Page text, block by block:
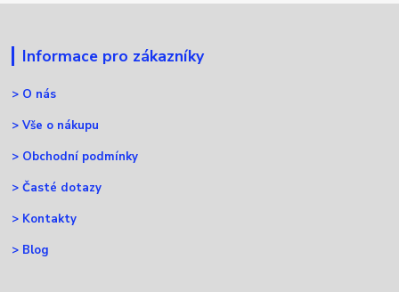
Informace pro zákazníky
> O nás
>Vše o nákupu
> Obchodní podmínky
>Časté dotazy
> Kontakty
> Blog